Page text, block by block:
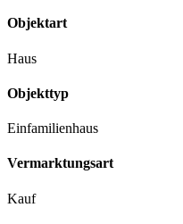
Objektart
Haus
Objekttyp
Einfamilienhaus
Vermarktungsart
Kauf